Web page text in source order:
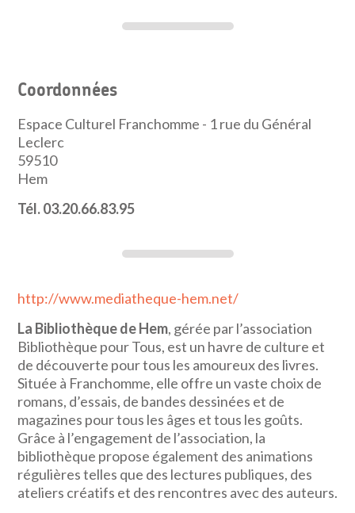
Coordonnées
Espace Culturel Franchomme - 1 rue du Général
Leclerc
59510
Hem
Tél. 03.20.66.83.95
http://www.mediatheque-hem.net/
La Bibliothèque de Hem, gérée par l’association
Bibliothèque pour Tous, est un havre de culture et
de découverte pour tous les amoureux des livres.
Située à Franchomme, elle offre un vaste choix de
romans, d’essais, de bandes dessinées et de
magazines pour tous les âges et tous les goûts.
Grâce à l’engagement de l’association, la
bibliothèque propose également des animations
régulières telles que des lectures publiques, des
ateliers créatifs et des rencontres avec des auteurs.